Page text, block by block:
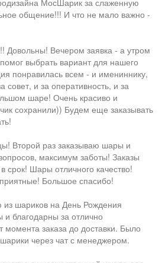
МосШарик за слаженную
общение!!! И что не мало важно -
Довольны! Вечером заявка - а утром
выбрать вариант для нашего
понравилась всем - и имениннику,
совет, и за оперативность, и за
шаре! Очень красиво и
сохранили)) Будем еще заказывать
Второй раз заказываю шары и
максимум заботы! Заказы
срок! Шары отличного качество!
Большое спасибо!
из шариков на День Рождения
благодарны за отлично
момента заказа до доставки. Было
через чат с менеджером.